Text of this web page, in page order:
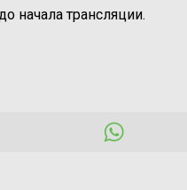
начала трансляции.